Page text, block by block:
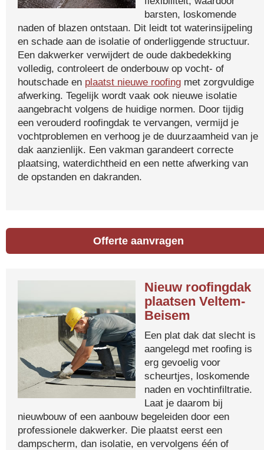
barsten, loskomende
naden of blazen ontstaan. Dit leidt tot waterinsijpeling
en schade aan de isolatie of onderliggende structuur.
Een dakwerker verwijdert de oude dakbedekking
volledig, controleert de onderbouw op vocht- of
houtschade en plaatst nieuwe roofing met zorgvuldige
afwerking. Tegelijk wordt vaak ook nieuwe isolatie
aangebracht volgens de huidige normen. Door tijdig
een verouderd roofingdak te vervangen, vermijd je
vochtproblemen en verhoog je de duurzaamheid van je
dak aanzienlijk. Een vakman garandeert correcte
plaatsing, waterdichtheid en een nette afwerking van
de opstanden en dakranden.
Offerte aanvragen
Nieuw roofingdak
plaatsen Veltem-
Beisem
Een plat dak dat slecht is
aangelegd met roofing is
erg gevoelig voor
scheurtjes, loskomende
naden en vochtinfiltratie.
Laat je daarom bij
nieuwbouw of een aanbouw begeleiden door een
professionele dakwerker. Die plaatst eerst een
dampscherm, dan isolatie, en vervolgens één of